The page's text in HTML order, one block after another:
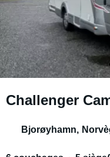
Challenger
Bjorøyhamn,